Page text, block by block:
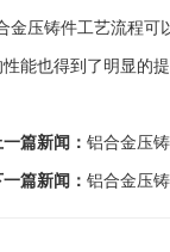
压铸件工艺流程可
能也得到了明显的
篇新闻： 铝合金压
篇新闻： 铝合金压